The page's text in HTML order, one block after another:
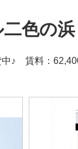
二色の
中♪ 賃料：